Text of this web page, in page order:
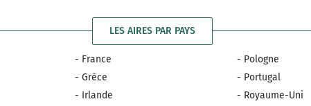
LES AIRES PAR PAYS
- France
- Grèce
- Irlande
- Pologne
- Portugal
- Royaume-Uni